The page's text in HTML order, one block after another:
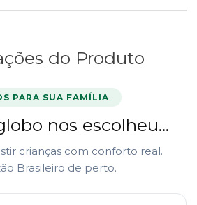
do Produto
PARA SUA FAMÍLIA
nos escolheu...
crianças com conforto real.
Brasileiro de perto.